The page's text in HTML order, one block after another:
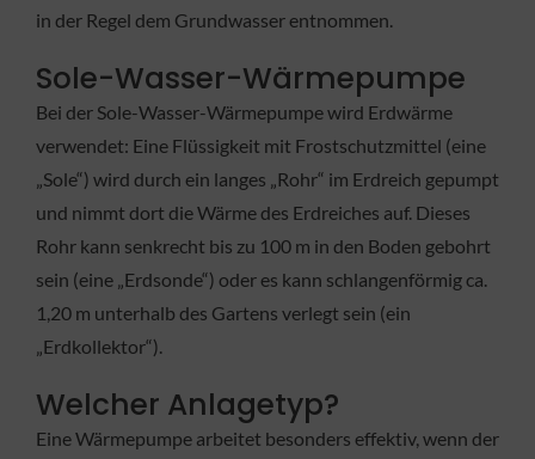
in der Regel dem Grundwasser entnommen.
Sole-Wasser-Wärmepumpe
Bei der Sole-Wasser-Wärmepumpe wird Erdwärme
verwendet: Eine Flüssigkeit mit Frostschutzmittel (eine
„Sole“) wird durch ein langes „Rohr“ im Erdreich gepumpt
und nimmt dort die Wärme des Erdreiches auf. Dieses
Rohr kann senkrecht bis zu 100 m in den Boden gebohrt
sein (eine „Erdsonde“) oder es kann schlangenförmig ca.
1,20 m unterhalb des Gartens verlegt sein (ein
„Erdkollektor“).
Welcher Anlagetyp?
Eine Wärmepumpe arbeitet besonders effektiv, wenn der